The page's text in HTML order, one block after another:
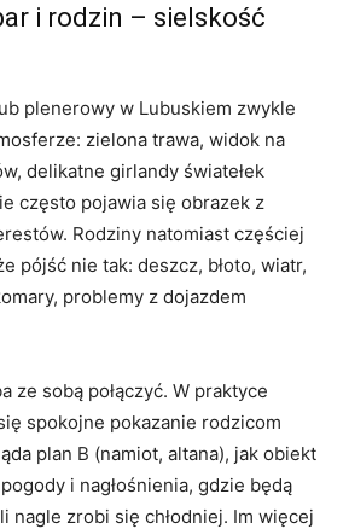
i rodzin – sielskość
plenerowy w Lubuskiem zwykle
zielona trawa, widok na
delikatne girlandy światełek
często pojawia się obrazek z
Rodziny natomiast częściej
pójść nie tak: deszcz, błoto, wiatr,
problemy z dojazdem
ze sobą połączyć. W praktyce
spokojne pokazanie rodzicom
plan B (namiot, altana), jak obiekt
i nagłośnienia, gdzie będą
nagle zrobi się chłodniej. Im więcej